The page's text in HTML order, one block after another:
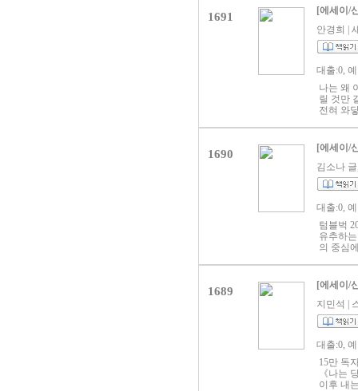
걷는다.
리에게
로잰느,
나은 사
다… 그
은… 작
곳에 깃
일들에
조금 설
달렸는
들은 저
사한다.
다. 그가
번이고
김영민
블로그
고를 “
다. “그
쓰지 않
부정하
한 경험
에 많이
는 동료
소중한
는 생각
의 만남
라고 소
는 목소
정 있는
을 헤아
기쁨까
에 잠겨
온갖 오
었다. 왜
점에서
한데 모
빛은 독
동네서
날 것이
1691
[에세이/
안경희 |
대출:0,
나는 왜
릴 것만
전혀 와
두 조금
야기』
경험자
들어하
느껴진
은 상태
1690
[에세이/
김소나
대출:0,
텀블벅
유추하
의 중심
감각 S)
어떤 사
에서 가
이집이
내용으
에 어렵
다.
1689
[에세이/
지민석 |
대출:0,
15만 독
《나는
이후 내